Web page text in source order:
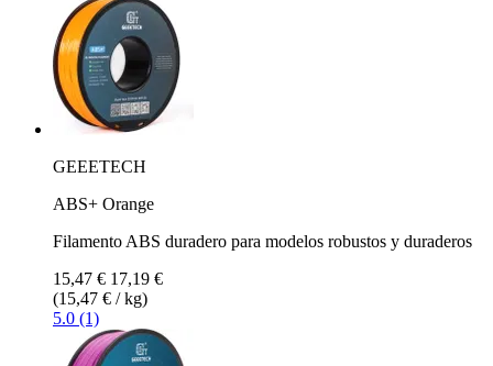
GEEETECH
ABS+ Orange
Filamento ABS duradero para modelos robustos y duraderos
15,47 € 17,19 €
(15,47 € / kg)
5.0 (1)